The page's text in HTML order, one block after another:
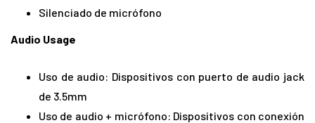
Silenciado de micrófono
Audio Usage
Uso de audio: Dispositivos con puerto de audio jack
de 3.5mm
Uso de audio + micrófono: Dispositivos con conexión